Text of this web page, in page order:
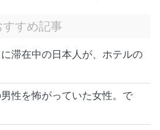
すすめ記事
滞在中の日本人が、ホテルの
性を怖がっていた女性。で